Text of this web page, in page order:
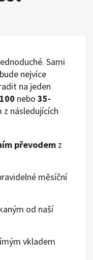
Sami
nejvíce
na jeden
nebo 35-
z následujících
převodem z
měsíční
od naší
vkladem